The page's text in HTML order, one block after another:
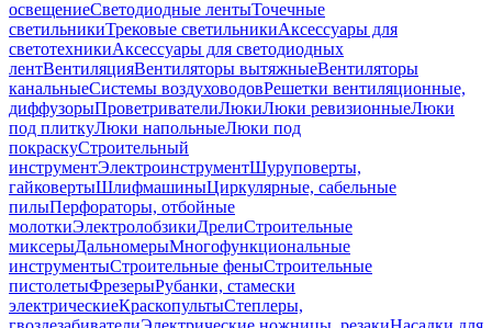
освещениеСветодиодные лентыТочечные
светильникиТрековые светильникиАксессуары для
светотехникиАксессуары для светодиодных
лентВентиляцияВентиляторы вытяжныеВентиляторы
канальныеСистемы воздуховодовРешетки вентиляционные,
диффузорыПроветривателиЛюкиЛюки ревизионныеЛюки
под плиткуЛюки напольныеЛюки под
покраскуСтроительный
инструментЭлектроинструментШуруповерты,
гайковертыШлифмашиныЦиркулярные, сабельные
пилыПерфораторы, отбойные
молоткиЭлектролобзикиДрелиСтроительные
миксерыДальномерыМногофункциональные
инструментыСтроительные феныСтроительные
пистолетыФрезерыРубанки, стамески
электрическиеКраскопультыСтеплеры,